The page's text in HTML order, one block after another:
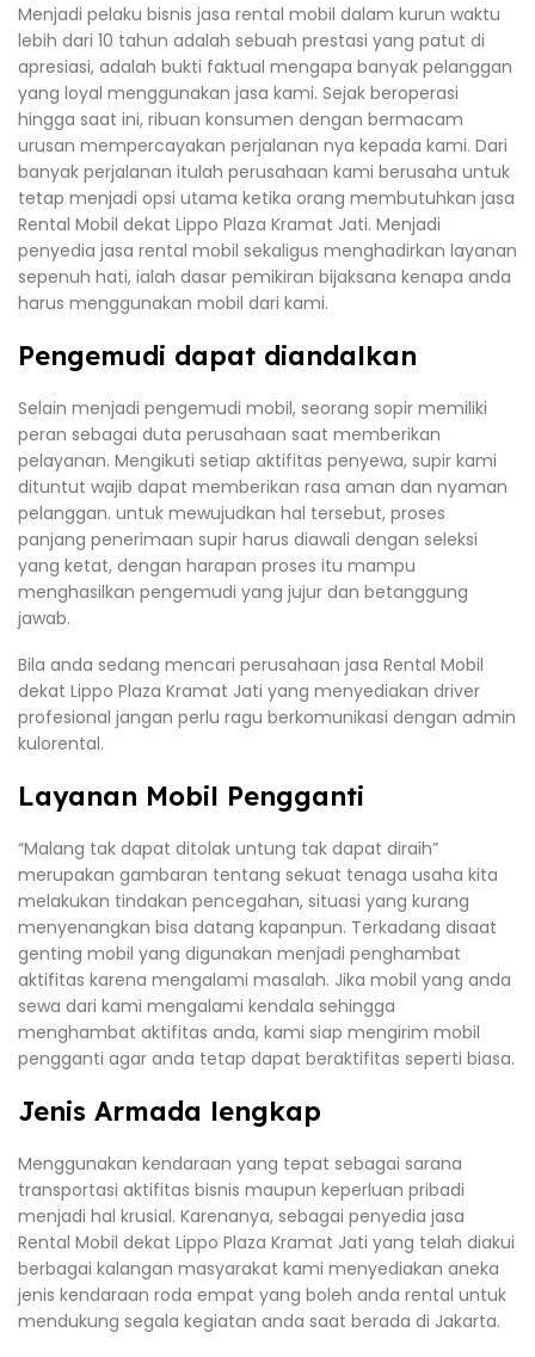
Menjadi pelaku bisnis jasa rental mobil dalam kurun waktu
lebih dari 10 tahun adalah sebuah prestasi yang patut di
apresiasi, adalah bukti faktual mengapa banyak pelanggan
yang loyal menggunakan jasa kami. Sejak beroperasi
hingga saat ini, ribuan konsumen dengan bermacam
urusan mempercayakan perjalanan nya kepada kami. Dari
banyak perjalanan itulah perusahaan kami berusaha untuk
tetap menjadi opsi utama ketika orang membutuhkan jasa
Rental Mobil dekat Lippo Plaza Kramat Jati. Menjadi
penyedia jasa rental mobil sekaligus menghadirkan layanan
sepenuh hati, ialah dasar pemikiran bijaksana kenapa anda
harus menggunakan mobil dari kami.
Pengemudi dapat diandalkan
Selain menjadi pengemudi mobil, seorang sopir memiliki
peran sebagai duta perusahaan saat memberikan
pelayanan. Mengikuti setiap aktifitas penyewa, supir kami
dituntut wajib dapat memberikan rasa aman dan nyaman
pelanggan. untuk mewujudkan hal tersebut, proses
panjang penerimaan supir harus diawali dengan seleksi
yang ketat, dengan harapan proses itu mampu
menghasilkan pengemudi yang jujur dan betanggung
jawab.
Bila anda sedang mencari perusahaan jasa Rental Mobil
dekat Lippo Plaza Kramat Jati yang menyediakan driver
profesional jangan perlu ragu berkomunikasi dengan admin
kulorental.
Layanan Mobil Pengganti
“Malang tak dapat ditolak untung tak dapat diraih”
merupakan gambaran tentang sekuat tenaga usaha kita
melakukan tindakan pencegahan, situasi yang kurang
menyenangkan bisa datang kapanpun. Terkadang disaat
genting mobil yang digunakan menjadi penghambat
aktifitas karena mengalami masalah. Jika mobil yang anda
sewa dari kami mengalami kendala sehingga
menghambat aktifitas anda, kami siap mengirim mobil
pengganti agar anda tetap dapat beraktifitas seperti biasa.
Jenis Armada lengkap
Menggunakan kendaraan yang tepat sebagai sarana
transportasi aktifitas bisnis maupun keperluan pribadi
menjadi hal krusial. Karenanya, sebagai penyedia jasa
Rental Mobil dekat Lippo Plaza Kramat Jati yang telah diakui
berbagai kalangan masyarakat kami menyediakan aneka
jenis kendaraan roda empat yang boleh anda rental untuk
mendukung segala kegiatan anda saat berada di Jakarta.